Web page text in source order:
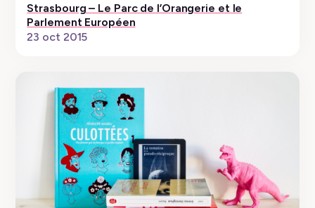
Strasbourg – Le Parc de l’Orangerie et le
Parlement Européen
23 oct 2015